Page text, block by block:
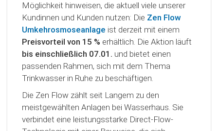
Möglichkeit hinweisen, die aktuell viele unserer
Kundinnen und Kunden nutzen: Die Zen Flow
Umkehrosmoseanlage ist derzeit mit einem
Preisvorteil von 15 % erhältlich. Die Aktion läuft
bis einschließlich 07.01. und bietet einen
passenden Rahmen, sich mit dem Thema
Trinkwasser in Ruhe zu beschäftigen.
Die Zen Flow zählt seit Langem zu den
meistgewählten Anlagen bei Wasserhaus. Sie
verbindet eine leistungsstarke Direct-Flow-